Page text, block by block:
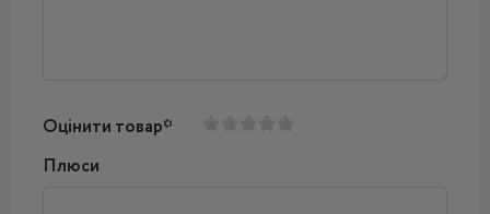
Оцінити товар*
Плюси